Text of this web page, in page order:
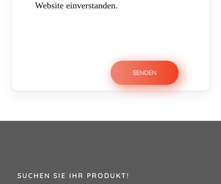
Website einverstanden.
SUCHEN SIE IHR PRODUKT!